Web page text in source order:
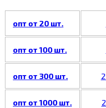
опт от 20 шт.
опт от 100 шт.
опт от 300 шт.
опт от 1000 шт.